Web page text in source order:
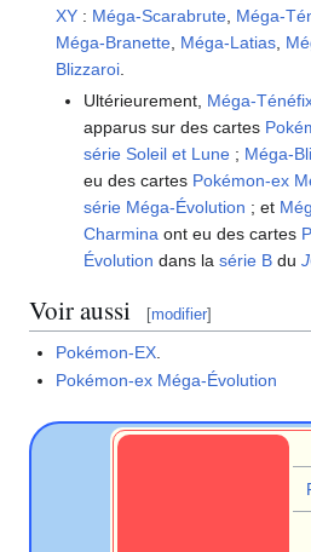
XY : Méga-Scarabrute Méga-
Méga-Branette Méga-Latias
Blizzaroi
Ultérieurement, Méga-
apparus sur des cartes
série Soleil et Lune ; Méga-
eu des cartes Pokémon-ex
série Méga-Évolution ; et
Charmina ont eu des cartes
Évolution dans la série Bdu
Voir aussi [modifier]
Pokémon-EX
Pokémon-ex Méga-Évolution